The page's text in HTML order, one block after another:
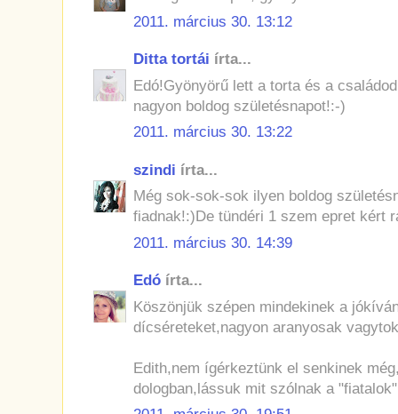
2011. március 30. 13:12
Ditta tortái írta...
Edó!Gyönyörű lett a torta és a
nagyon boldog születésnapot!:-)
2011. március 30. 13:22
szindi írta...
Még sok-sok-sok ilyen boldog
fiadnak!:)De tündéri 1 szem epret kért
2011. március 30. 14:39
Edó írta...
Köszönjük szépen mindekinek a
dícséreteket,nagyon aranyosak
Edith,nem ígérkeztünk el senkinek
dologban,lássuk mit szólnak a